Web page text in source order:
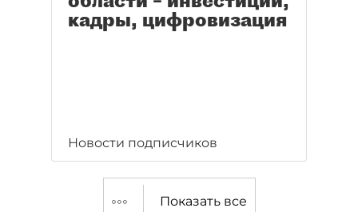
кадры, цифровизация
Новости подписчиков
Показать все